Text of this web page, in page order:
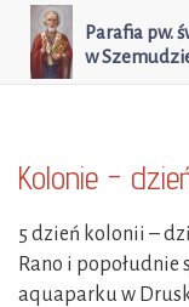
Parafia pw.
w
Kolonie -
5 dzień kolonii –
Rano i
aquaparku w